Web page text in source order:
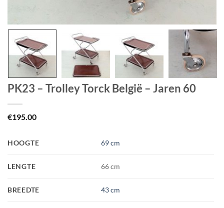
PK23 – Trolley Torck België – Jaren 60
€195.00
HOOGTE 69 cm
LENGTE 66 cm
BREEDTE 43 cm